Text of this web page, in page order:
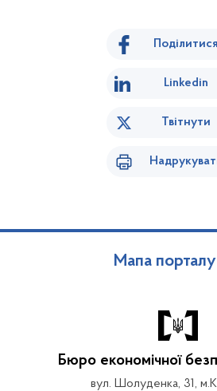
Поділитися
Linkedin
Твітнути
Мапа порталу
Бюро економічної
вул. Шолуденка, 31,